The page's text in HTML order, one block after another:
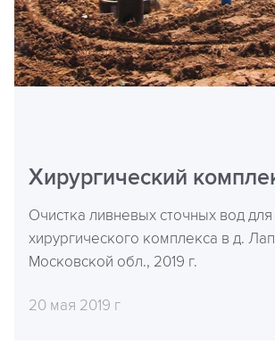
Хирургический
Очистка ливневых сточных вод для
хирургического комплекса в д.
Московской обл., 2019 г.
20 мая 2019 г